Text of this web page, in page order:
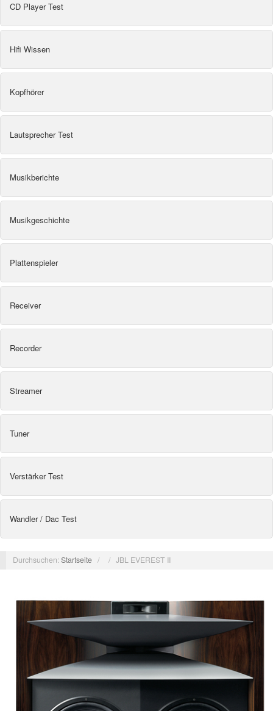
CD Player Test
Hifi Wissen
Kopfhörer
Lautsprecher Test
Musikberichte
Musikgeschichte
Plattenspieler
Receiver
Recorder
Streamer
Tuner
Verstärker Test
Wandler / Dac Test
Durchsuchen:Startseite / / JBL EVEREST II